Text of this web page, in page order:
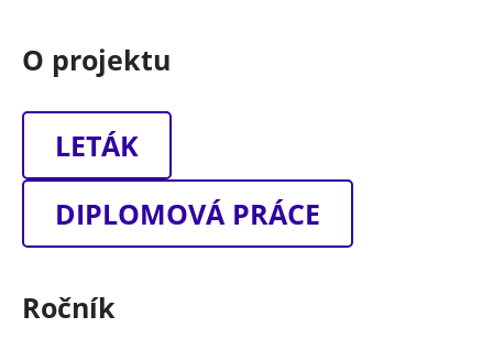
O projektu
LETÁK
DIPLOMOVÁ PRÁCE
Ročník